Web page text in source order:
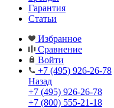
Гарантия
Статьи
Избранное
Сравнение
Войти
+7 (495) 926-26-78
Назад
+7 (495) 926-26-78
+7 (800) 555-21-18